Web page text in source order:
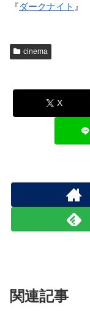
『ダークナイト 』
cinema
X
関連記事